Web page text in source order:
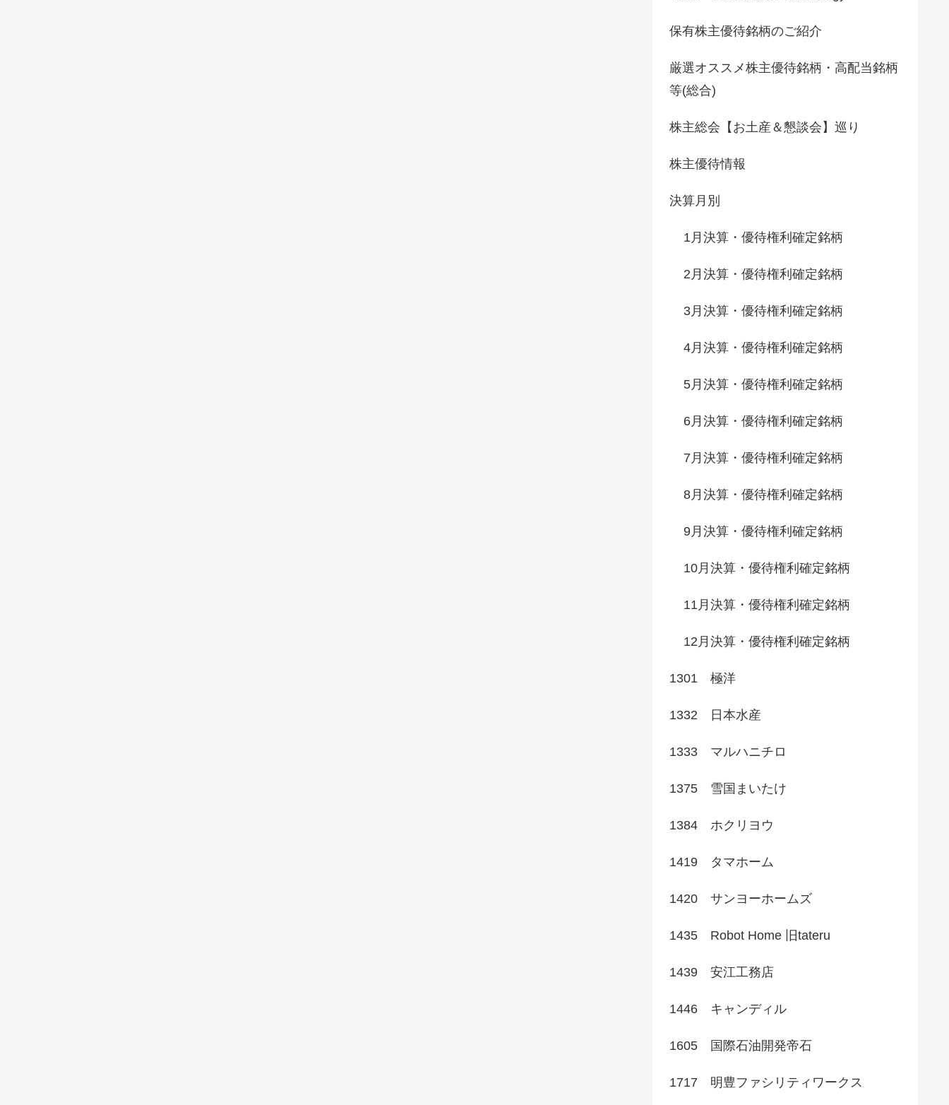
保有株主優待銘柄のご紹介
厳選オススメ株主優待銘柄・高配当銘柄
等(総合)
株主総会【お土産＆懇談会】巡り
株主優待情報
決算月別
1月決算・優待権利確定銘柄
2月決算・優待権利確定銘柄
3月決算・優待権利確定銘柄
4月決算・優待権利確定銘柄
5月決算・優待権利確定銘柄
6月決算・優待権利確定銘柄
7月決算・優待権利確定銘柄
8月決算・優待権利確定銘柄
9月決算・優待権利確定銘柄
10月決算・優待権利確定銘柄
11月決算・優待権利確定銘柄
12月決算・優待権利確定銘柄
1301 極洋
1332 日本水産
1333 マルハニチロ
1375 雪国まいたけ
1384 ホクリヨウ
1419 タマホーム
1420 サンヨーホームズ
1435 Robot Home 旧tateru
1439 安江工務店
1446 キャンディル
1605 国際石油開発帝石
1717 明豊ファシリティワークス